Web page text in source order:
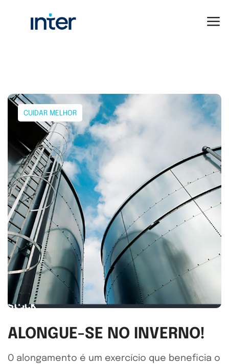
CUIDAR MELHOR
ALONGUE-SE NO INVERNO!
O alongamento é um exercício que beneficia o